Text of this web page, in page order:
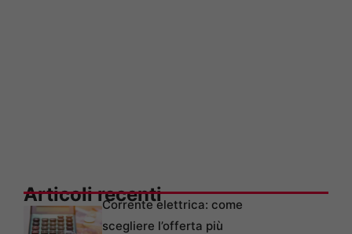
Articoli recentiCorrente elettrica: come
scegliere l’offerta più